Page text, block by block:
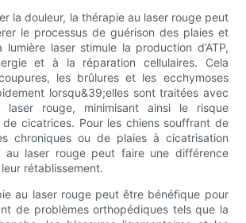
la douleur, la thérapie au laser rouge peut
le processus de guérison des plaies et
lumière laser stimule la production d’ATP,
et à la réparation cellulaires. Cela
les brûlures et les ecchymoses
lorsqu&39;elles sont traitées avec
laser rouge, minimisant ainsi le risque
cicatrices. Pour les chiens souffrant de
chroniques ou de plaies à cicatrisation
au laser rouge peut faire une différence
rétablissement.
au laser rouge peut être bénéfique pour
de problèmes orthopédiques tels que la